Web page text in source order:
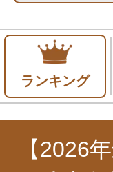
ランキング
【2026